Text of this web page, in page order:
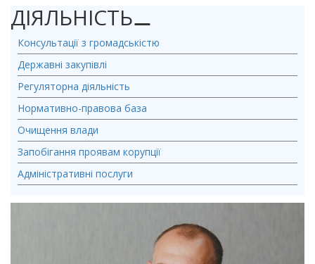
ДІЯЛЬНІСТЬ⚊
Консультації з громадськістю
Державні закупівлі
Регуляторна діяльність
Нормативно-правова база
Очищення влади
Запобігання проявам корупції
Адміністративні послуги